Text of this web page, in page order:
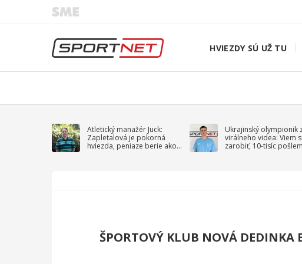
HVIEZDY SÚ UŽ TU
Atletický manažér Juck:
Zapletalová je pokorná
hviezda, peniaze berie ako
Ukrajinský olympionik
virálneho videa: Viem si
zarobiť, 10-tisíc
ŠPORTOVÝ KLUB NOVÁ DEDINKA